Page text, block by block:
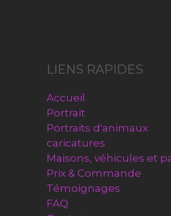
LIENS RAPIDES
Accueil
Portrait
Portraits d'animaux
caricatures
Maisons, véhicules et
Prix & Commande
Témoignages
FAQ